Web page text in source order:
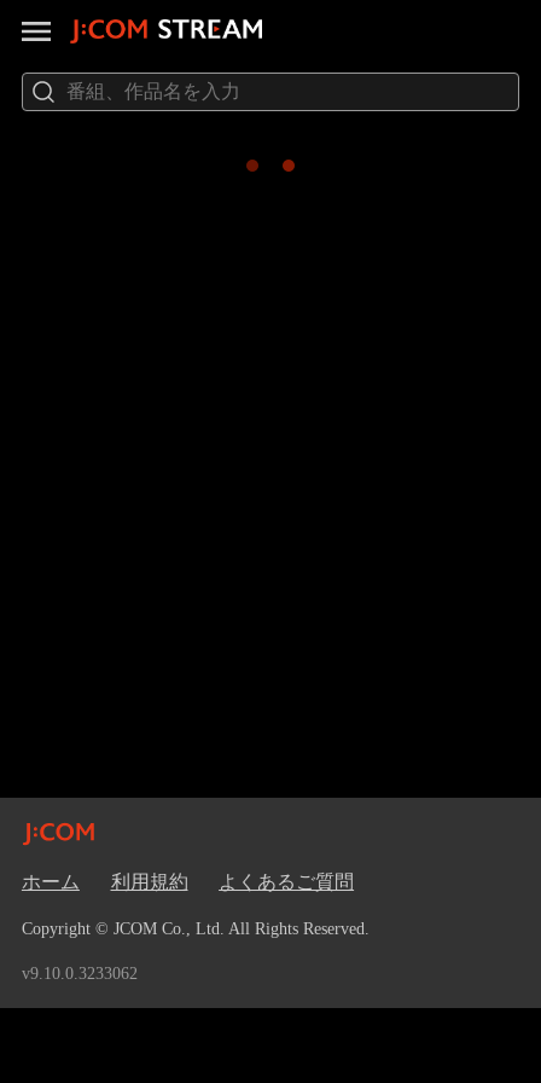
ホーム 利用規約 よくあるご質問
Copyright © JCOM Co., Ltd. All Rights Reserved.
v9.10.0.3233062